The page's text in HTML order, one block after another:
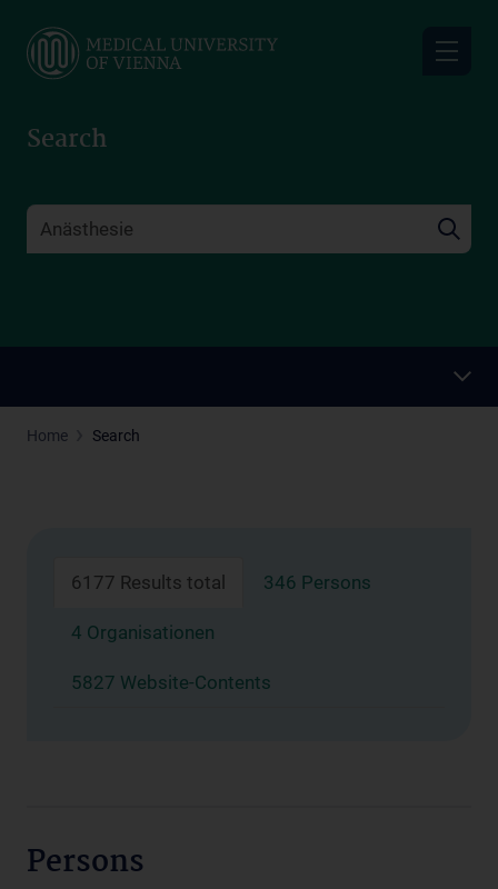
main
Search
Home Search
6177 Results total 346 Persons
4 Organisationen
5827 Website-Contents
Persons